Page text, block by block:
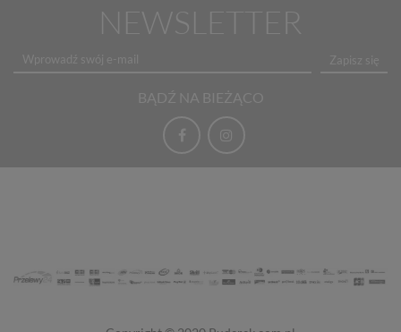
NEWSLETTER
Zapisz się
BĄDŹ NA BIEŻĄCO